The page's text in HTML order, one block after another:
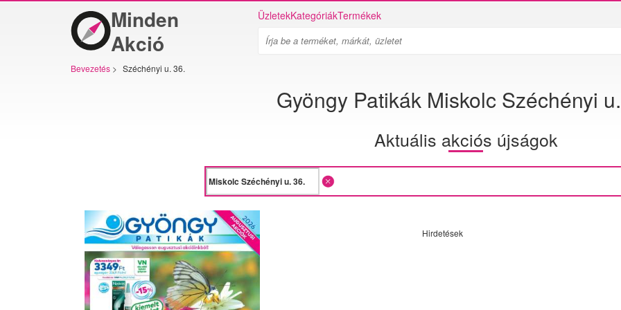
Minden
Akció
ÜzletekKategóriákTermékek
Bevezetés > Széchényi u. 36.
Gyöngy Patikák Miskolc Széchényi
Aktuális akciós újságok
Hirdetések